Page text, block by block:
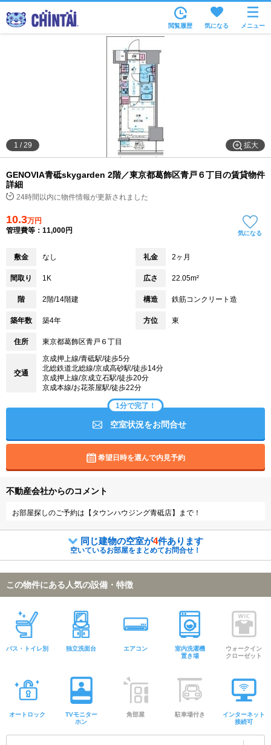
沿線・駅から
住所から
家賃相場から
通勤通学時間から
物件特集から
不動産会社から
TOP
閲覧履歴 気になる メニュー
拡大
1 /29
GENOVIA青砥skygarden 2階／東京都葛飾区青戸６丁目の賃貸物件
詳細
24時間以内に物件情報が更新されました
10.3万円
管理費等：11,000円
気になる
敷金 なし 礼金 2ヶ月
間取り 1K 広さ 22.05m²
階 2階/14階建 構造 鉄筋コンクリート造
築年数 築4年 方位 東
住所 東京都葛飾区青戸６丁目
交通
京成押上線/青砥駅/徒歩5分
北総鉄道北総線/京成高砂駅/徒歩14分
京成押上線/京成立石駅/徒歩20分
京成本線/お花茶屋駅/徒歩22分
1分で完了！
空室状況をお問合せ
希望日時を選んで内見予約
不動産会社からのコメント
お部屋探しのご予約は【タウンハウジング青砥店】まで！
同じ建物の空室が4件あります
空いているお部屋をまとめてお問合せ！
この物件にある人気の設備・特徴
バス・トイレ別 独立洗面台 エアコン
室内洗濯機
置き場
ウォークイン
クローゼット
オートロック
TVモニター
ホン
角部屋 駐車場付き
インターネット
接続可